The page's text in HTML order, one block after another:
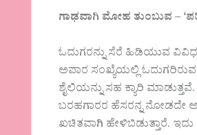
ಗಾಢವಾಗಿ ಮೋಹ ತುಂಬುವ– ‘
ಓದುಗರನ್ನು ಸೆರೆ ಹಿಡಿಯುವ ವಿವಿಧ
ಅಪಾರ ಸಂಖ್ಯೆಯಲ್ಲಿ
ಶೈಲಿಯನ್ನು ಸಹ ಕ್ಯಾರಿ
ಬರಹಗಾರರ ಹೆಸರನ್ನ ನೋಡದೇ
ಖಚಿತವಾಗಿ ಹೇಳಿಬಿಡುತ್ತಾರೆ.